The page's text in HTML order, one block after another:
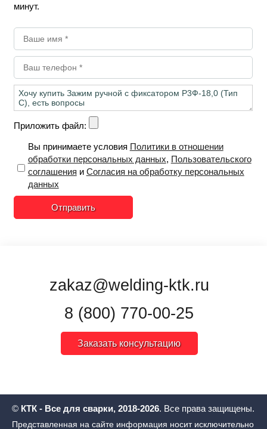
минут.
Приложить файл:
Вы принимаете условия Политики в отношении
обработки персональных данных, Пользовательского
соглашения и Согласия на обработку персональных
данных
Отправить
zakaz@welding-ktk.ru
8 (800) 770-00-25
Заказать консультацию
© КТК - Все для сварки, 2018-2026. Все права защищены.
Представленная на сайте информация носит исключительно